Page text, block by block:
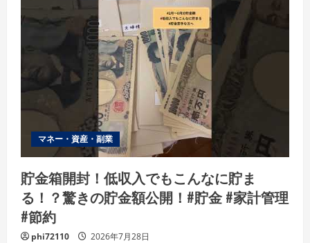
マネー・資産・副業
貯金箱開封！低収入でもこんなに貯ま
る！？驚きの貯金額公開！#貯金 #家計管理
#節約
phi72110 2026年7月28日